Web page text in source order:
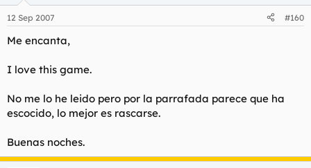
12 Sep 2007 #160
Me encanta,
I love this game.
No me lo he leido pero por la parrafada parece que ha
escocido, lo mejor es rascarse.
Buenas noches.